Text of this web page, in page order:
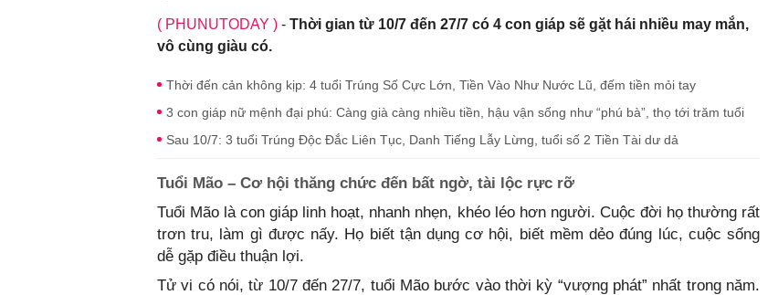
( PHUNUTODAY ) - Thời gian từ 10/7 đến 27/7 có 4 con giáp sẽ gặt hái nhiều may mắn,
vô cùng giàu có.
Thời đến cản không kịp: 4 tuổi Trúng Số Cực Lớn, Tiền Vào Như Nước Lũ, đếm tiền mỏi tay
3 con giáp nữ mệnh đại phú: Càng già càng nhiều tiền, hậu vận sống như “phú bà”, thọ tới trăm tuổi
Sau 10/7: 3 tuổi Trúng Độc Đắc Liên Tục, Danh Tiếng Lẫy Lừng, tuổi số 2 Tiền Tài dư dả
Tuổi Mão – Cơ hội thăng chức đến bất ngờ, tài lộc rực rỡ
Tuổi Mão là con giáp linh hoạt, nhanh nhẹn, khéo léo hơn người. Cuộc đời họ thường rất
trơn tru, làm gì được nấy. Họ biết tận dụng cơ hội, biết mềm dẻo đúng lúc, cuộc sống
dễ gặp điều thuận lợi.
Tử vi có nói, từ 10/7 đến 27/7, tuổi Mão bước vào thời kỳ “vượng phát” nhất trong năm.